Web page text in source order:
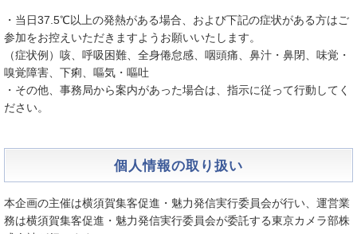
・当日37.5℃以上の発熱がある場合、および下記の症状がある方はご
参加をお控えいただきますようお願いいたします。
（症状例）咳、呼吸困難、全身倦怠感、咽頭痛、鼻汁・鼻閉、味覚・
嗅覚障害、下痢、嘔気・嘔吐
・その他、事務局から案内があった場合は、指示に従って行動してく
ださい。
個人情報の取り扱い
本企画の主催は横須賀集客促進・魅力発信実行委員会が行い、運営業
務は横須賀集客促進・魅力発信実行委員会が委託する東京カメラ部株